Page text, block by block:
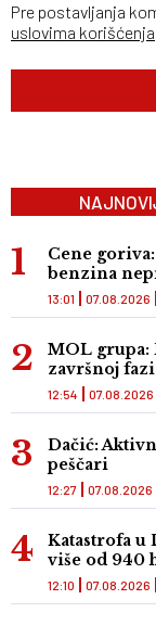
Pre postavljanja
uslovima korišćenja
Cene
benzina
13:01 07.08.2026
MOL grupa:
završnoj fazi
12:54 07.08.2026
Dačić:
peščari
12:27 07.08.2026
Katastrofa u
više od 940
12:10 07.08.2026